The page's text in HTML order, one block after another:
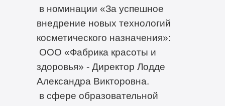
в номинации «За успешное
внедрение новых технологий
косметического назначения»:
ООО «Фабрика красоты и
здоровья» - Директор Лодде
Александра Викторовна.
в сфере образовательной